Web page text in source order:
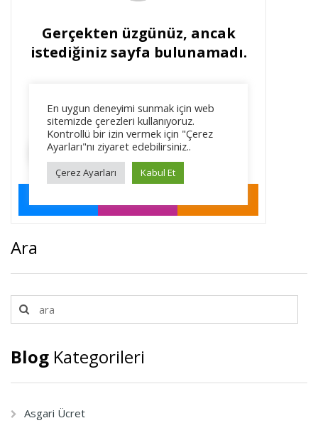
Ara
Blog Kategorileri
Asgari Ücret